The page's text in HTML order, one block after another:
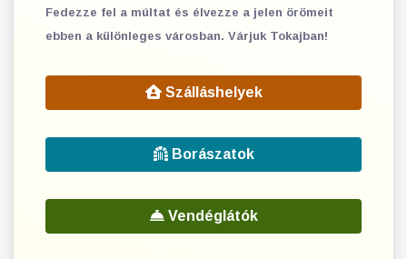
Fedezze fel a múltat és élvezze a jelen örömeit
ebben a különleges városban. Várjuk Tokajban!
Szálláshelyek
Borászatok
Vendéglátók